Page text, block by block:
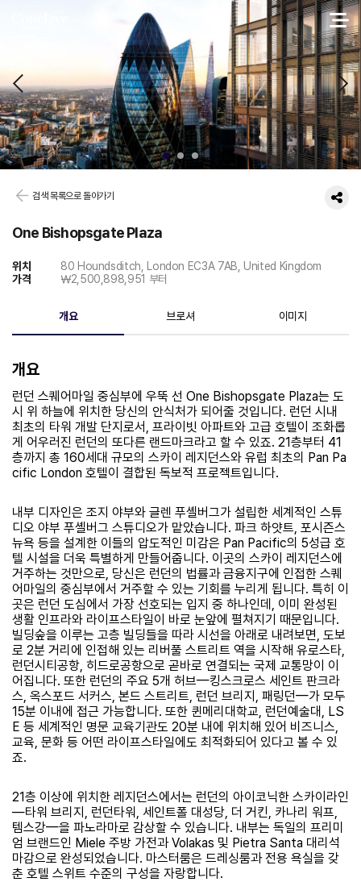
검색 목록으로 돌아가기
One Bishopsgate Plaza
위치
80 Houndsditch, London EC3A 7AB, United Kingdom
가격
￦2,500,898,951 부터
개요 브로셔 이미지
개요
런던 스퀘어마일 중심부에 우뚝 선 One Bishopsgate Plaza는 도
시 위 하늘에 위치한 당신의 안식처가 되어줄 것입니다. 런던 시내
최초의 타워 개발 단지로서, 프라이빗 아파트와 고급 호텔이 조화롭
게 어우러진 런던의 또다른 랜드마크라고 할 수 있죠. 21층부터 41
층까지 총 160세대 규모의 스카이 레지던스와 유럽 최초의 Pan Pa
cific London 호텔이 결합된 독보적 프로젝트입니다.
내부 디자인은 조지 야부와 글렌 푸셸버그가 설립한 세계적인 스튜
디오 야부 푸셸버그 스튜디오가 맡았습니다. 파크 하얏트, 포시즌스
뉴욕 등을 설계한 이들의 압도적인 미감은 Pan Pacific의 5성급 호
텔 시설을 더욱 특별하게 만들어줍니다. 이곳의 스카이 레지던스에
거주하는 것만으로, 당신은 런던의 법률과 금융지구에 인접한 스퀘
어마일의 중심부에서 거주할 수 있는 기회를 누리게 됩니다. 특히 이
곳은 런던 도심에서 가장 선호되는 입지 중 하나인데, 이미 완성된
생활 인프라와 라이프스타일이 바로 눈앞에 펼쳐지기 때문입니다.
빌딩숲을 이루는 고층 빌딩들을 따라 시선을 아래로 내려보면, 도보
로 2분 거리에 인접해 있는 리버풀 스트리트 역을 시작해 유로스타,
런던시티공항, 히드로공항으로 곧바로 연결되는 국제 교통망이 이
어집니다. 또한 런던의 주요 5개 허브—킹스크로스 세인트 판크라
스, 옥스포드 서커스, 본드 스트리트, 런던 브리지, 패링던—가 모두
15분 이내에 접근 가능합니다. 또한 퀸메리대학교, 런던예술대, LS
E 등 세계적인 명문 교육기관도 20분 내에 위치해 있어 비즈니스,
교육, 문화 등 어떤 라이프스타일에도 최적화되어 있다고 볼 수 있
죠.
21층 이상에 위치한 레지던스에서는 런던의 아이코닉한 스카이라인
—타워 브리지, 런던타워, 세인트폴 대성당, 더 거킨, 카나리 워프,
템스강—을 파노라마로 감상할 수 있습니다. 내부는 독일의 프리미
엄 브랜드인 Miele 주방 가전과 Volakas 및 Pietra Santa 대리석
마감으로 완성되었습니다. 마스터룸은 드레싱룸과 전용 욕실을 갖
춘 호텔 스위트 수준의 구성을 자랑합니다.